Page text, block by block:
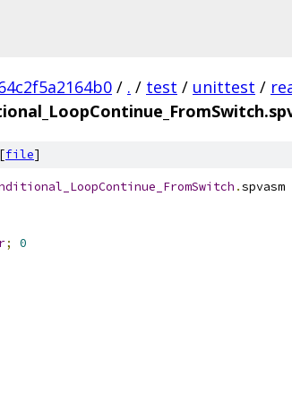
/ . / test / unittest /
file]
.spvasm
;
0